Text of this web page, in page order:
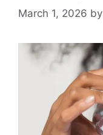
March 1, 2026 by